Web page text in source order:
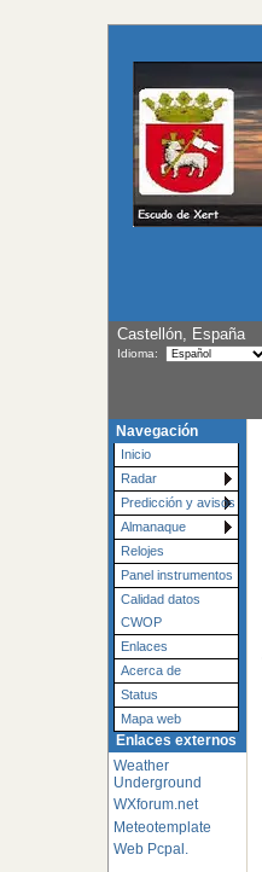
Castellón, España
Idioma:
Navegación
Inicio
Radar
Predicción y avisos
Almanaque
Relojes
Panel instrumentos
Calidad datos
CWOP
Enlaces
Acerca de
Status
Mapa web
Enlaces externos
Weather
Underground
WXforum.net
Meteotemplate
Web Pcpal.